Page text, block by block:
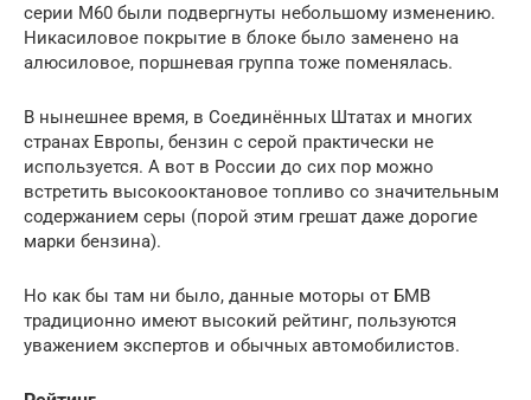
серии M60 были подвергнуты небольшому изменению.
Никасиловое покрытие в блоке было заменено на
алюсиловое, поршневая группа тоже поменялась.
В нынешнее время, в Соединённых Штатах и многих
странах Европы, бензин с серой практически не
используется. А вот в России до сих пор можно
встретить высокооктановое топливо со значительным
содержанием серы (порой этим грешат даже дорогие
марки бензина).
Но как бы там ни было, данные моторы от БМВ
традиционно имеют высокий рейтинг, пользуются
уважением экспертов и обычных автомобилистов.